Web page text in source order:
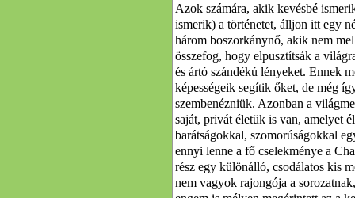
Azok számára, akik kevésbé
ismerik) a történetet, álljon itt egy
három boszorkánynő, akik nem
összefog, hogy elpusztítsák a
és ártó szándékú lényeket. Ennek
képességeik segítik őket, de még
szembenézniük. Azonban a
saját, privát életük is van, amelyet
barátságokkal, szomorúságokkal
ennyi lenne a fő cselekménye a
rész egy különálló, csodálatos kis
nem vagyok rajongója a